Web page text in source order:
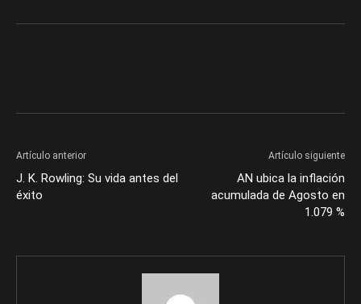
Artículo anterior
J. K. Rowling: Su vida antes del
éxito
Artículo siguiente
AN ubica la inflación
acumulada de Agosto en
1.079 %